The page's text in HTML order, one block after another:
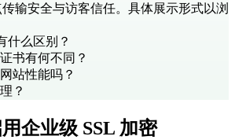
输安全与访客信任。具体展示形式以浏
什么区别？
书有何不同？
站性能吗？
？
企业级 SSL 加密